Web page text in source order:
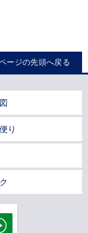
ージの先頭へ戻る
り